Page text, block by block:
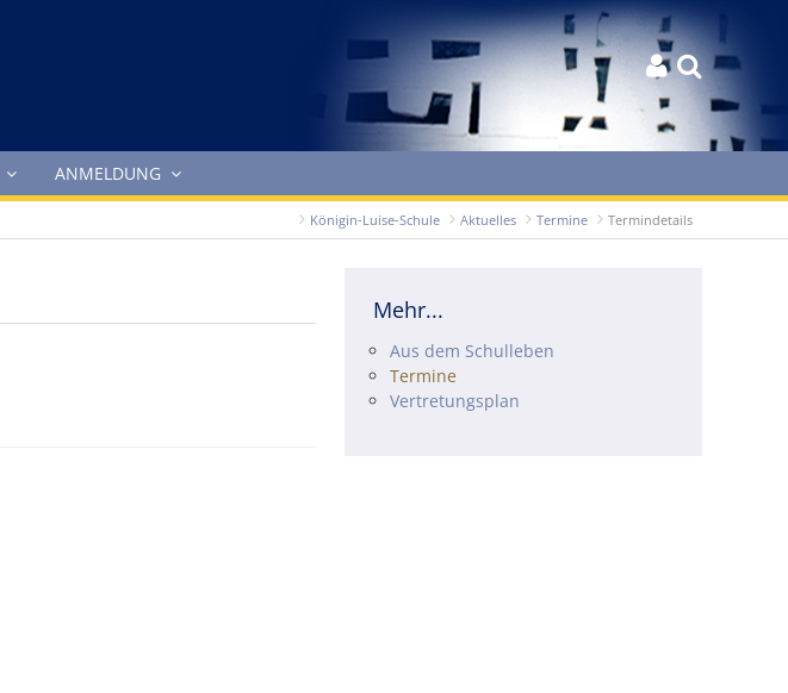
 
ANMELDUNG
Königin-Luise-Schule Aktuelles Termine Termindetails
Mehr...
Navigation überspringen
Aus dem Schulleben
Termine
Vertretungsplan